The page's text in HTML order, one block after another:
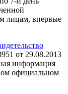
лицам, впервые
от 29.08.2013
информация
официальном